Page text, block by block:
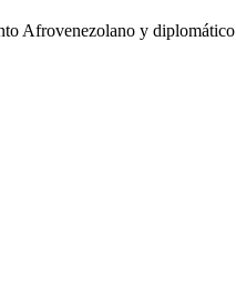
Afrovenezolano y diplomático